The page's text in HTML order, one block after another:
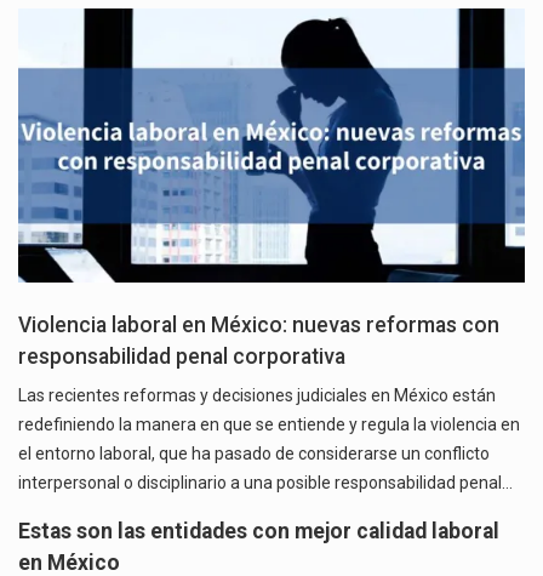
Violencia laboral en México: nuevas reformas con
responsabilidad penal corporativa
Las recientes reformas y decisiones judiciales en México están
redefiniendo la manera en que se entiende y regula la violencia en
el entorno laboral, que ha pasado de considerarse un conflicto
interpersonal o disciplinario a una posible responsabilidad penal…
Estas son las entidades con mejor calidad laboral
en México